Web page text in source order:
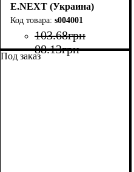
E.NEXT (Украина)
s004001
103.68грн
88.13грн
Под заказ